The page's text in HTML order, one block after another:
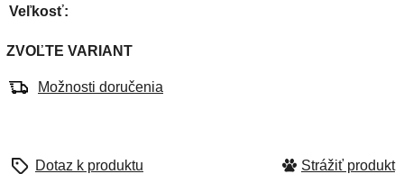
Veľkosť
ZVOĽTE VARIANT
Možnosti doručenia
Strážiť